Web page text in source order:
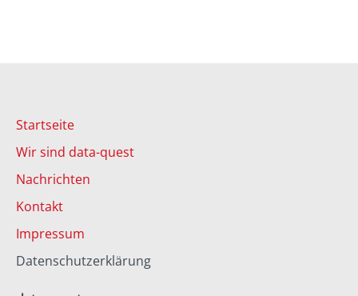
Startseite
Wir sind data-quest
Nachrichten
Kontakt
Impressum
Datenschutzerklärung